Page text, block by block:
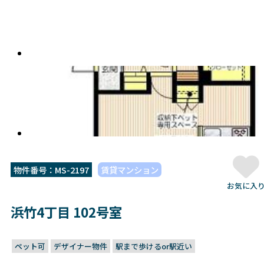
物件番号：MS-2197 賃貸マンション
浜竹4丁目 102号室
お気に入
ペット可 デザイナー物件 駅まで歩けるor駅近い